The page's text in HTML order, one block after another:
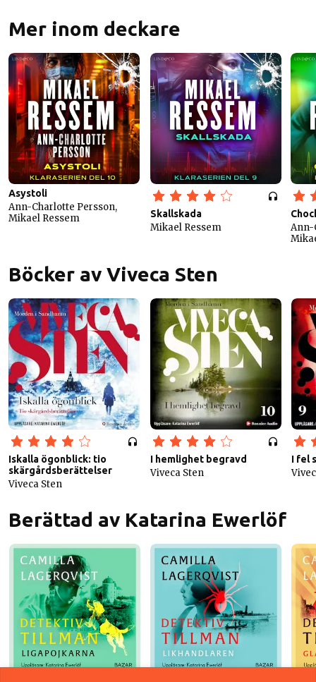
Mer inom deckare
Asystoli
Ann-Charlotte Persson,
Mikael Ressem
Skallskada
Mikael Ressem
Ann-
Böcker av Viveca Sten
Iskalla ögonblick: tio
skärgårdsberättelser
Viveca Sten
I hemlighet begravd
Viveca Sten
I fel
Berättad av Katarina Ewerlöf